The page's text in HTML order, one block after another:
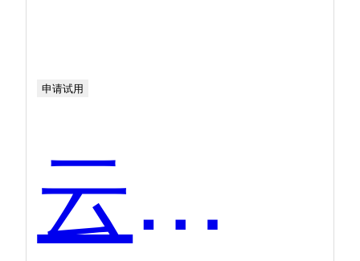
申请试用
云学堂